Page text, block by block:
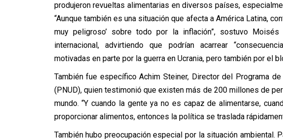
produjeron revueltas alimentarias en diversos países,
“Aunque también es una situación que afecta a América Latina,
muy peligroso’ sobre todo por la inflación”, sostuvo
internacional, advirtiendo que podrían acarrear
motivadas en parte por la guerra en Ucrania, pero también por el
También fue específico Achim Steiner, Director del Programa
(PNUD), quien testimonió que existen más de 200 millones de
mundo. “Y cuando la gente ya no es capaz de alimentarse,
proporcionar alimentos, entonces la política se traslada
También hubo preocupación especial por la situación ambiental.